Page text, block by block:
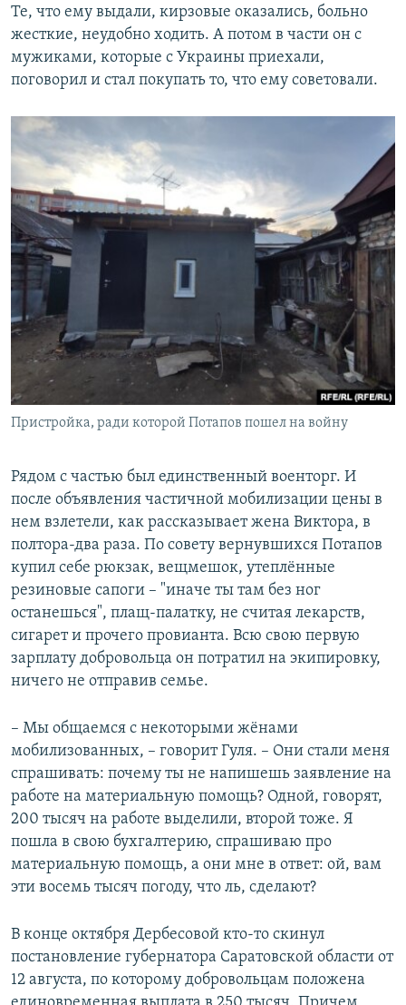
Те, что ему выдали, кирзовые оказались, больно
жесткие, неудобно ходить. А потом в части он с
мужиками, которые с Украины приехали,
поговорил и стал покупать то, что ему советовали.
Пристройка, ради которой Потапов пошел на войну
Рядом с частью был единственный военторг. И
после объявления частичной мобилизации цены в
нем взлетели, как рассказывает жена Виктора, в
полтора-два раза. По совету вернувшихся Потапов
купил себе рюкзак, вещмешок, утеплённые
резиновые сапоги – "иначе ты там без ног
останешься", плащ-палатку, не считая лекарств,
сигарет и прочего провианта. Всю свою первую
зарплату добровольца он потратил на экипировку,
ничего не отправив семье.
– Мы общаемся с некоторыми жёнами
мобилизованных, – говорит Гуля. – Они стали меня
спрашивать: почему ты не напишешь заявление на
работе на материальную помощь? Одной, говорят,
200 тысяч на работе выделили, второй тоже. Я
пошла в свою бухгалтерию, спрашиваю про
материальную помощь, а они мне в ответ: ой, вам
эти восемь тысяч погоду, что ль, сделают?
В конце октября Дербесовой кто-то скинул
постановление губернатора Саратовской области от
12 августа, по которому добровольцам положена